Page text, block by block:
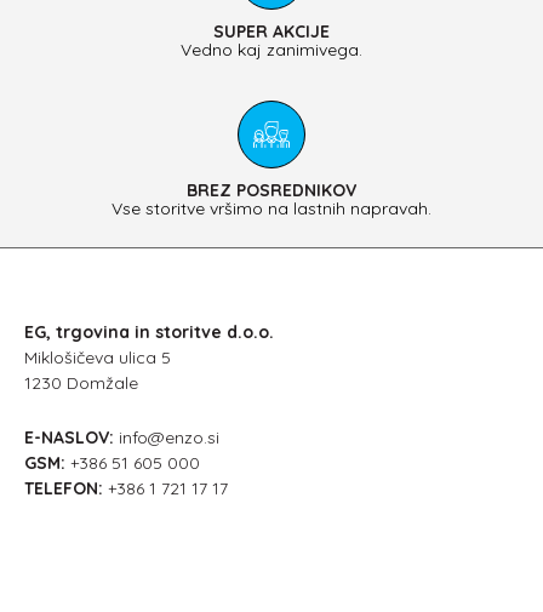
SUPER AKCIJE
Vedno kaj zanimivega.
BREZ POSREDNIKOV
Vse storitve vršimo na lastnih napravah.
EG, trgovina in storitve d.o.o.
Miklošičeva ulica 5
1230 Domžale
E-NASLOV: info@enzo.si
GSM: +386 51 605 000
TELEFON: +386 1 721 17 17